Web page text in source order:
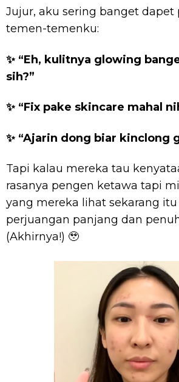
Jujur, aku sering banget dapet
temen-temenku:
✨ “Eh, kulitnya glowing
sih?”
✨ “Fix pake skincare mahal
✨ “Ajarin dong biar kinclong
Tapi kalau mereka tau
rasanya pengen ketawa tapi
yang mereka lihat sekarang itu
perjuangan panjang dan
(Akhirnya!) 🥹